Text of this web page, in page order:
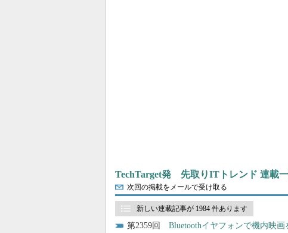
TechTarget発 先取りITトレンド 連載
次回の掲載をメールで受け取る
新しい連載記事が 1984 件あります
2359 Bluetoothイヤフォンで機内映